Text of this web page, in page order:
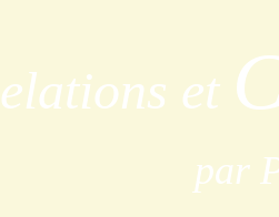
elations et
par